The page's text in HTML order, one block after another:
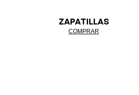
ZAPATILLAS
COMPRAR